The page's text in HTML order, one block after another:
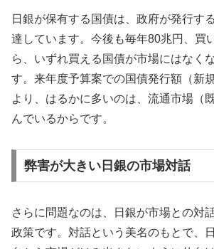
日銀が保有する国債は、政府が発行す
達しています。今後も毎年80兆円、買
ら、いずれ買える国債が市場にはなく
す。来年度予算案での国債発行額（新
より、はるかに多いのは、流通市場（
んでいるからです。
弊害が大きい日銀の市場対話
さらに問題なのは、日銀が市場との対
政策です。対話という美名のもとで、